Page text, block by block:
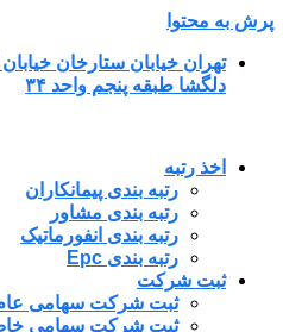
پرش به محتوا
دلگشا طبقه پنجم واحد ۳۴
اخذ رتبه
رتبه بندی پیمانکاران
رتبه بندی مشاور
رتبه بندی انفورماتیک
رتبه بندی Epc
ثبت شرکت
ثبت شرکت سهامی
ثبت شرکت سهامی